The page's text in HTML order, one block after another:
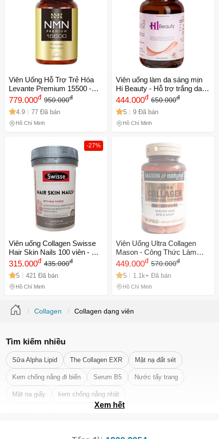
Viên Uống Hỗ Trợ Trẻ Hóa
Levante Premium 15500 -
Tăng Cường Collagen, Đàn
Hồi Da, 60 Viên, Chất Lượng
Cao
779.000đ 950.000đ
4.9 77 Đã bán
Hồ Chí Minh
Viên uống làm da sáng mịn
Hi Beauty - Hỗ trợ trắng da
tự nhiên, mờ thâm & chống
lão hóa - Lọ 30 viên bổ sung
collagen
444.000đ 650.000đ
5 9 Đã bán
Hồ Chí Minh
-27%
Viên uống Collagen Swisse
Hair Skin Nails 100 viên - Hỗ
trợ đẹp da, tóc, móng -
Vitamin cần thiết từ Úc
315.000đ 435.000đ
5 421 Đã bán
Hồ Chí Minh
Viên Uống Ultra Collagen
Mason - Công Thức Làm
Đẹp Da với 14 Vitamin và
Khoáng Chất, Giúp Da Trẻ
Trung và Ẩm Mượt
449.000đ 570.000đ
5 1.1k+ Đã bán
Hồ Chí Minh
Collagen Collagen dạng viên
Tìm kiếm nhiều
Sữa Alpha Lipid The Collagen EXR Mặt nạ đất sét
Kem chống nắng đi biển Serum B5 Nước tẩy trang
Mặt nạ giấy kem chống nắng nhật
Xem hết
🎁 Đừng Bỏ Lỡ! 🎁
Mã Giảm Giá Dành Riêng Cho Bạn